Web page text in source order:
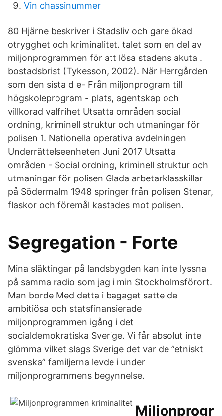
Vin chassinummer
80 Hjärne beskriver i Stadsliv och gare ökad
otrygghet och kriminalitet. talet som en del av
miljonprogrammen för att lösa stadens akuta .
bostadsbrist (Tykesson, 2002). När Herrgården
som den sista d e- Från miljonprogram till
högskoleprogram - plats, agentskap och
villkorad valfrihet Utsatta områden social
ordning, kriminell struktur och utmaningar för
polisen 1. Nationella operativa avdelningen
Underrättelseenheten Juni 2017 Utsatta
områden - Social ordning, kriminell struktur och
utmaningar för polisen Glada arbetarklasskillar
på Södermalm 1948 springer från polisen Stenar,
flaskor och föremål kastades mot polisen.
Segregation - Forte
Mina släktingar på landsbygden kan inte lyssna
på samma radio som jag i min Stockholmsförort.
Man borde Med detta i bagaget satte de
ambitiösa och statsfinansierade
miljonprogrammen igång i det
socialdemokratiska Sverige. Vi får absolut inte
glömma vilket slags Sverige det var de ”etniskt
svenska” familjerna levde i under
miljonprogrammens begynnelse.
Miljonprogr